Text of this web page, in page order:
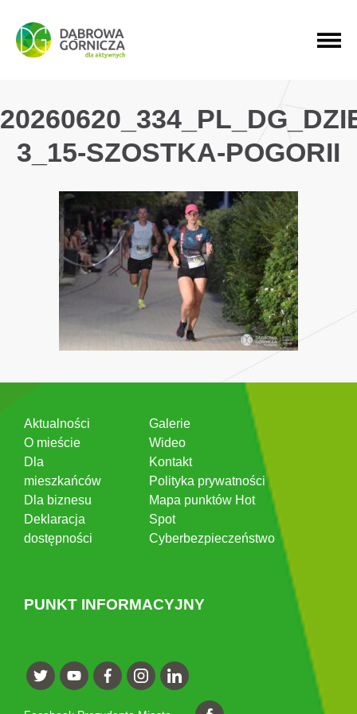
PRZEJDŹ DO MENU GŁÓWNEGO
PRZEJDŹ DO WYSZUKIWARKI
PRZEJDŹ DO TREŚCI
3_15-SZOSTKA-POGORII
Aktualności
O mieście
Dla
mieszkańców
Dla biznesu
Deklaracja
dostępności
Galerie
Wideo
Kontakt
Polityka prywatności
Mapa punktów Hot
Spot
Cyberbezpieczeństwo
PUNKT INFORMACYJNY